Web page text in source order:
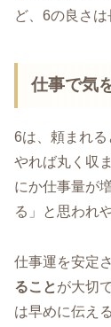
ど、6の良さは
仕事で気
6は、頼まれ
やれば丸く収
にか仕事量が
る」と思われ
仕事運を安定
ることが大切
は早めに伝え